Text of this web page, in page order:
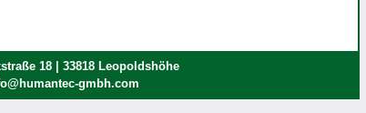
18 | 33818 Leopoldshöhe
gmbh.com